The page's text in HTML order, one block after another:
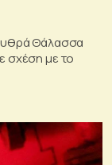
Θάλασσα
σχέση με το